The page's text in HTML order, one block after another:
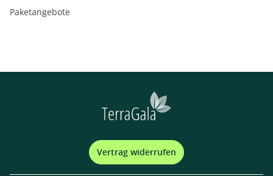
Paketangebote
Vertrag widerrufen